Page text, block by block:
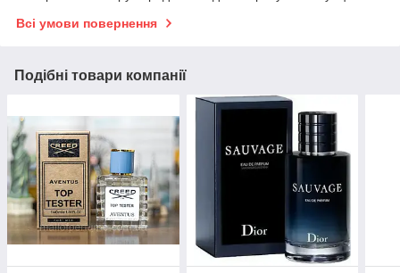
Всі умови повернення
Подібні товари компанії